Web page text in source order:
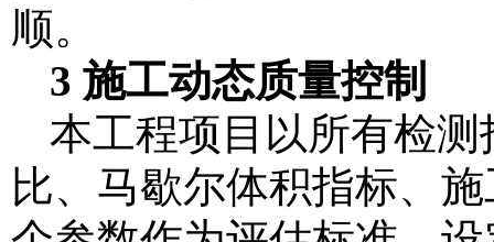
顺。
3 施工动态质量控制
本工程项目以所有检
比、马歇尔体积指标、